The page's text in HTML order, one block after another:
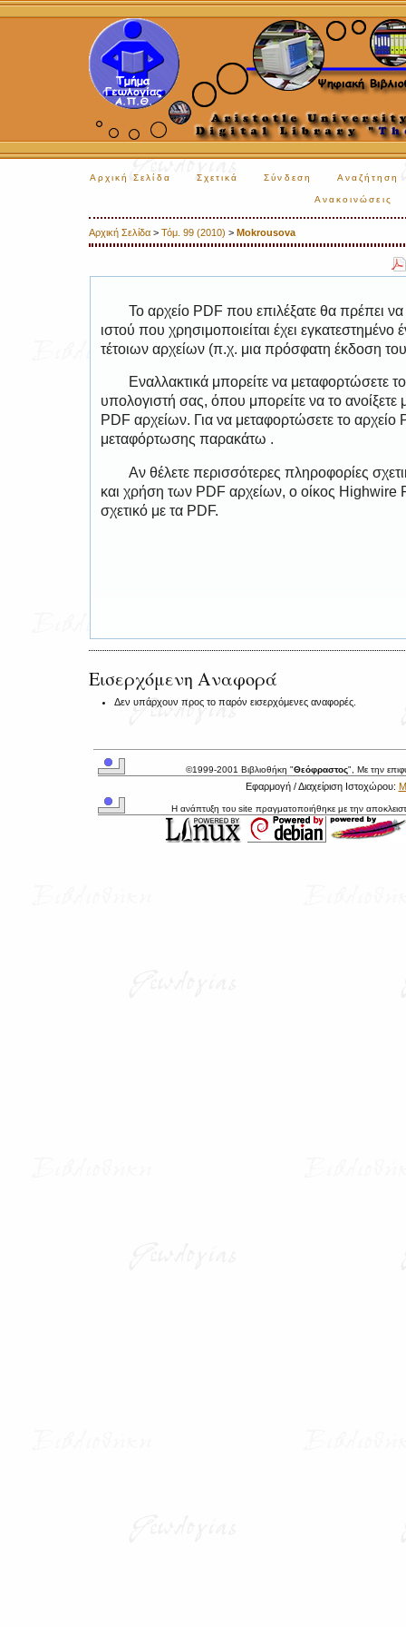
Αρχική Σελίδα Σχετικά Σύνδεση Αναζήτηση
Ανακοινώσεις
Αρχική Σελίδα > Τόμ. 99 (2010) > Mokrousova
Το αρχείο PDF που επιλέξατε θα πρέπει
ιστού που χρησιμοποιείται έχει
τέτοιων αρχείων (π.χ. μια πρόσφατη έκδοση
Εναλλακτικά μπορείτε να μεταφορτώσετε
υπολογιστή σας, όπου μπορείτε να το
PDF αρχείων. Για να μεταφορτώσετε το
μεταφόρτωσης παρακάτω .
Αν θέλετε περισσότερες πληροφορίες
και χρήση των PDF αρχείων, ο οίκος Highwire
σχετικό με τα PDF.
Εισερχόμενη Αναφορά
Δεν υπάρχουν προς το παρόν εισερχόμενες αναφορές.
©1999-2001 Βιβλιοθήκη "Θεόφραστος", Με την
Εφαρμογή / Διαχείριση Ιστοχώρου:
Η ανάπτυξη του site πραγματοποιήθηκε με την